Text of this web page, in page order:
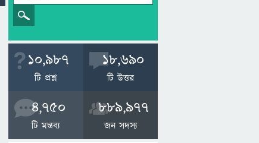
10,987
টি প্রশ্ন
18,690
টি উত্তর
4,750
টি মন্তব্য
889,977
জন সদস্য